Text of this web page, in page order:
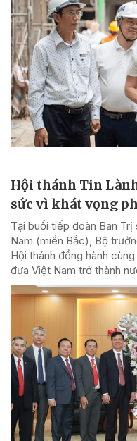
Hội thánh Tin
sức vì khát vọng
Tại buổi tiếp đoàn Ban
Nam (miền Bắc), Bộ
Hội thánh đồng hành
đưa Việt Nam trở thành